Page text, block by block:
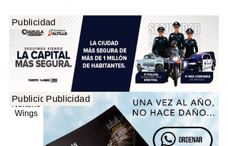
Publicidad
PublicidadPublicidad